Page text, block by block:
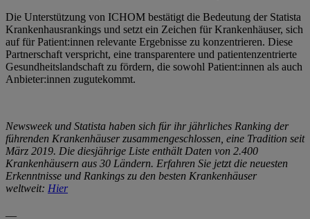
Die Unterstützung von ICHOM bestätigt die Bedeutung der Statista
Krankenhausrankings und setzt ein Zeichen für Krankenhäuser, sich
auf für Patient:innen relevante Ergebnisse zu konzentrieren. Diese
Partnerschaft verspricht, eine transparentere und patientenzentrierte
Gesundheitslandschaft zu fördern, die sowohl Patient:innen als auch
Anbieter:innen zugutekommt.
Newsweek und Statista haben sich für ihr jährliches Ranking der
führenden Krankenhäuser zusammengeschlossen, eine Tradition seit
März 2019. Die diesjährige Liste enthält Daten von 2.400
Krankenhäusern aus 30 Ländern. Erfahren Sie jetzt die neuesten
Erkenntnisse und Rankings zu den besten Krankenhäuser
weltweit: Hier